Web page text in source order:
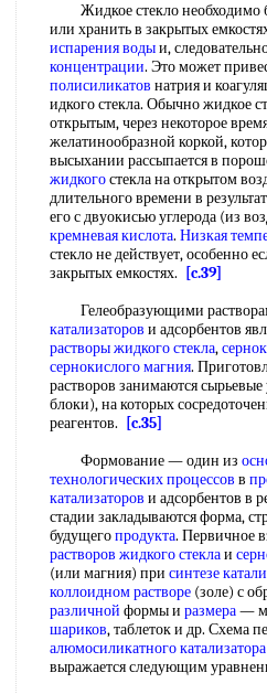
Жидкое стекло необходимо
или хранить в закрытых
испарения водыи,
концентрации. Это может
полисиликатов натрия и
идкого стекла. Обычно жидкое
открытым, через некоторое
желатинообразной коркой,
высыхании рассыпается в
жидкогостекла на открытом
длительного времени в
его с двуокисью углерода (из
кремневая кислота. Низкая
стекло не действует, особенно
закрытых емкостях.
[c.39]
Гелеобразующими
катализаторов и адсорбентов
растворы жидкого стекла,
сернокислого магния.
растворов занимаются
блоки), на которых
реагентов.
[c.35]
Формование — один из
технологических процессов в
катализаторов и адсорбентов в
стадии закладываются форма,
будущегопродукта. Первичное
растворов жидкого стеклаи
(или магния) при синтезе
коллоидном растворе (золе) с
различной формы и размера—
шариков, таблеток и др. Схема
алюмосиликатного катализатора
выражается следующим